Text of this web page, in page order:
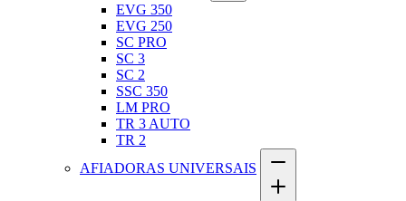
EVG 350
EVG 250
SC PRO
SC 3
SC 2
SSC 350
LM PRO
TR 3 AUTO
TR 2
AFIADORAS UNIVERSAIS